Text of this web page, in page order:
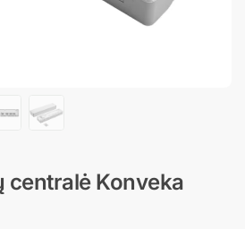
centralė Konveka